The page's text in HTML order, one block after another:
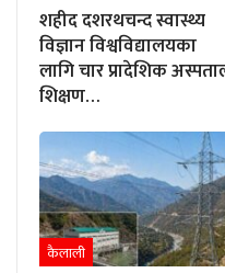
शहीद दशरथचन्द स्वास्थ्य
विज्ञान विश्वविद्यालयका
लागि चार प्रादेशिक
शिक्षण…
कैलाली